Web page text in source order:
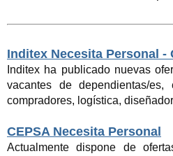
Inditex Necesita Personal -
Inditex ha publicado nuevas
vacantes de dependientas/es,
compradores, logística,
CEPSA Necesita Personal
Actualmente dispone de